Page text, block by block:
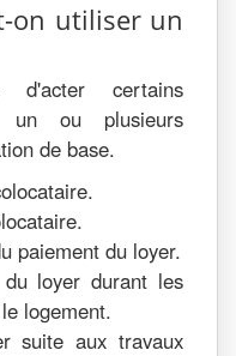
on utiliser un
d'acter certains
un ou plusieurs
de base.
paiement du loyer.
du loyer durant les
logement.
suite aux travaux